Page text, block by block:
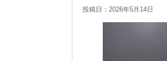
投稿日： 2026年5月14日